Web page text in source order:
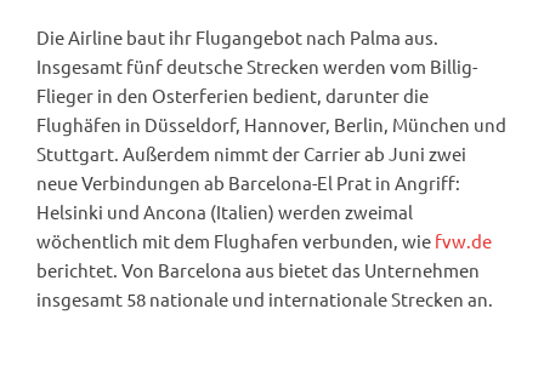
Die Airline baut ihr Flugangebot nach Palma aus.
Insgesamt fünf deutsche Strecken werden vom Billig-
Flieger in den Osterferien bedient, darunter die
Flughäfen in Düsseldorf, Hannover, Berlin, München und
Stuttgart. Außerdem nimmt der Carrier ab Juni zwei
neue Verbindungen ab Barcelona-El Prat in Angriff:
Helsinki und Ancona (Italien) werden zweimal
wöchentlich mit dem Flughafen verbunden, wie fvw.de
berichtet. Von Barcelona aus bietet das Unternehmen
insgesamt 58 nationale und internationale Strecken an.